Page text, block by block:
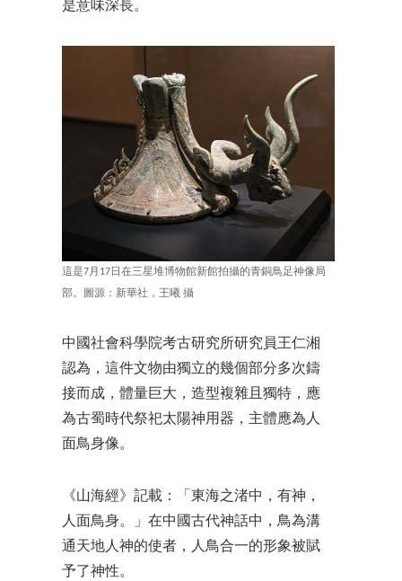
是意味深長。
這是7月17日在三星堆博物館新館拍攝的青銅鳥足神像局
部。圖源：新華社，王曦 攝
中國社會科學院考古研究所研究員王仁湘
認為，這件文物由獨立的幾個部分多次鑄
接而成，體量巨大，造型複雜且獨特，應
為古蜀時代祭祀太陽神用器，主體應為人
面鳥身像。
《山海經》記載：「東海之渚中，有神，
人面鳥身。」在中國古代神話中，鳥為溝
通天地人神的使者，人鳥合一的形象被賦
予了神性。